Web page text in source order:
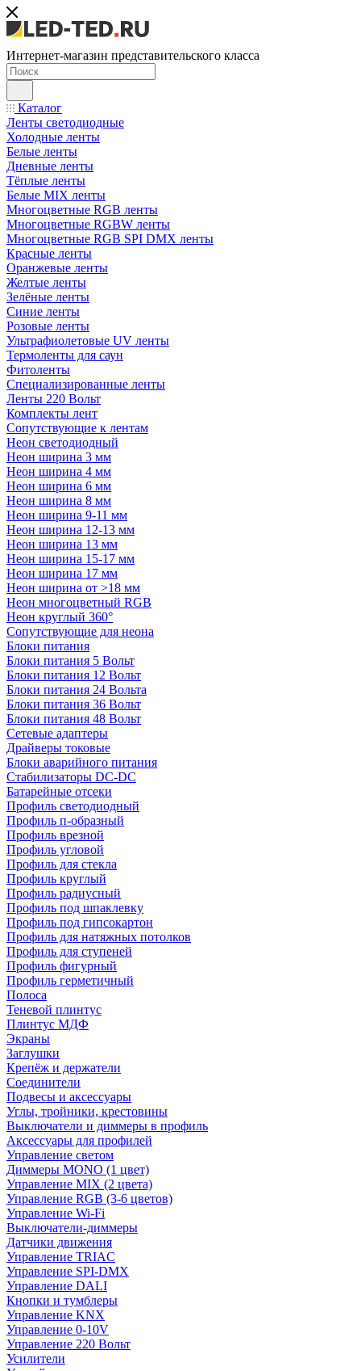
Интернет-магазин представительского класса
Каталог
Ленты светодиодные
Холодные ленты
Белые ленты
Дневные ленты
Тёплые ленты
Белые MIX ленты
Многоцветные RGB ленты
Многоцветные RGBW ленты
Многоцветные RGB SPI DMX ленты
Красные ленты
Оранжевые ленты
Желтые ленты
Зелёные ленты
Синие ленты
Розовые ленты
Ультрафиолетовые UV ленты
Термоленты для саун
Фитоленты
Специализированные ленты
Ленты 220 Вольт
Комплекты лент
Сопутствующие к лентам
Неон светодиодный
Неон ширина 3 мм
Неон ширина 4 мм
Неон ширина 6 мм
Неон ширина 8 мм
Неон ширина 9-11 мм
Неон ширина 12-13 мм
Неон ширина 13 мм
Неон ширина 15-17 мм
Неон ширина 17 мм
Неон ширина от >18 мм
Неон многоцветный RGB
Неон круглый 360°
Сопутствующие для неона
Блоки питания
Блоки питания 5 Вольт
Блоки питания 12 Вольт
Блоки питания 24 Вольта
Блоки питания 36 Вольт
Блоки питания 48 Вольт
Сетевые адаптеры
Драйверы токовые
Блоки аварийного питания
Стабилизаторы DC-DC
Батарейные отсеки
Профиль светодиодный
Профиль п-образный
Профиль врезной
Профиль угловой
Профиль для стекла
Профиль круглый
Профиль радиусный
Профиль под шпаклевку
Профиль под гипсокартон
Профиль для натяжных потолков
Профиль для ступеней
Профиль фигурный
Профиль герметичный
Полоса
Теневой плинтус
Плинтус МДФ
Экраны
Заглушки
Крепёж и держатели
Соединители
Подвесы и аксессуары
Углы, тройники, крестовины
Выключатели и диммеры в профиль
Аксессуары для профилей
Управление светом
Диммеры MONO (1 цвет)
Управление MIX (2 цвета)
Управление RGB (3-6 цветов)
Управление Wi-Fi
Выключатели-диммеры
Датчики движения
Управление TRIAC
Управление SPI-DMX
Управление DALI
Кнопки и тумблеры
Управление KNX
Управление 0-10V
Управление 220 Вольт
Усилители